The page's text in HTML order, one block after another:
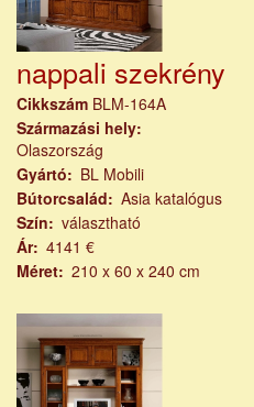
nappali szekrény
Cikkszám BLM-164A
Származási hely
Olaszország
Gyártó
BL Mobili
Bútorcsalád
Asia katalógus
Szín
választható
Ár 4141 €
Méret 210 x 60 x 240 cm